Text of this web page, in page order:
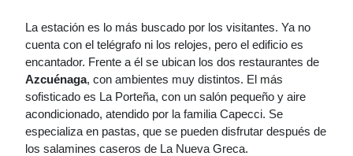
La estación es lo más buscado por los visitantes. Ya no
cuenta con el telégrafo ni los relojes, pero el edificio es
encantador. Frente a él se ubican los dos restaurantes de
Azcuénaga, con ambientes muy distintos. El más
sofisticado es La Porteña, con un salón pequeño y aire
acondicionado, atendido por la familia Capecci. Se
especializa en pastas, que se pueden disfrutar después de
los salamines caseros de La Nueva Greca.